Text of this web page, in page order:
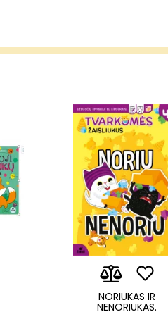
NORIUKAS IR
NENORIUKAS.